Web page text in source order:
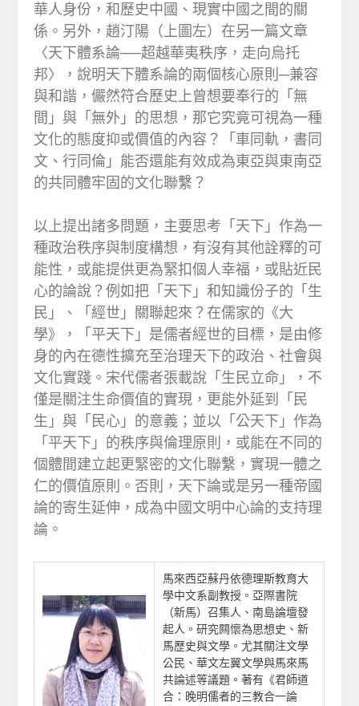
華人身份，和歷史中國、現實中國之間的關
係。另外，趙汀陽（上圖左）在另一篇文章
〈天下體系論──超越華夷秩序，走向烏托
邦〉，說明天下體系論的兩個核心原則─兼容
與和諧，儼然符合歷史上曾想要奉行的「無
間」與「無外」的思想，那它究竟可視為一種
文化的態度抑或價值的內容？「車同軌，書同
文、行同倫」能否還能有效成為東亞與東南亞
的共同體牢固的文化聯繫？
以上提出諸多問題，主要思考「天下」作為一
種政治秩序與制度構想，有沒有其他詮釋的可
能性，或能提供更為緊扣個人幸福，或貼近民
心的論說？例如把「天下」和知識份子的「生
民」、「經世」關聯起來？在儒家的《大
學》，「平天下」是儒者經世的目標，是由修
身的內在德性擴充至治理天下的政治、社會與
文化實踐。宋代儒者張載說「生民立命」，不
僅是關注生命價值的實現，更能外延到「民
生」與「民心」的意義；並以「公天下」作為
「平天下」的秩序與倫理原則，或能在不同的
個體間建立起更緊密的文化聯繫，實現一體之
仁的價值原則。否則，天下論或是另一種帝國
論的寄生延伸，成為中國文明中心論的支持理
論。
馬來西亞蘇丹依德理斯教育大
學中文系副教授。亞際書院
（新馬）召集人、南島論壇發
起人。研究闗懷為思想史、新
馬歷史與文學。尤其關注文學
公民、華文左翼文學與馬來馬
共論述等議題。著有《君師道
合：晚明儒者的三教合一論